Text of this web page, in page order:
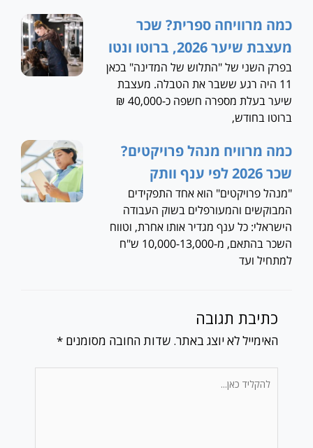
כמה מרוויחה ספרית? שכר
מעצבת שיער 2026, ברוטו ונטו
בפרק השני של "התלוש של המדינה" בכאן
11 היה רגע ששבר את הטבלה. מעצבת
שיער בעלת מספרה חשפה כ-40,000 ₪
ברוטו בחודש,
כמה מרוויח מנהל פרויקטים?
שכר 2026 לפי ענף וותק
"מנהל פרויקטים" הוא אחד התפקידים
המבוקשים והמעורפלים בשוק העבודה
הישראלי: כל ענף מגדיר אותו אחרת, וטווח
השכר בהתאם, מ-10,000-13,000 ש"ח
למתחיל ועד
כתיבת תגובה
האימייל לא יוצג באתר. שדות החובה מסומנים *
להקליד
כאן...